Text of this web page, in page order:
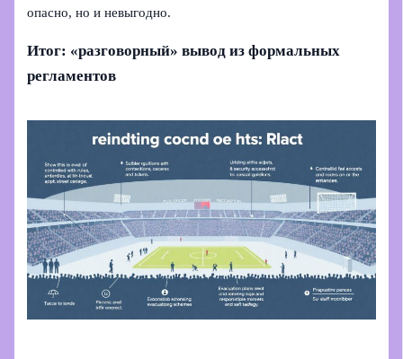
опасно, но и невыгодно.
Итог: «разговорный» вывод из формальных
регламентов